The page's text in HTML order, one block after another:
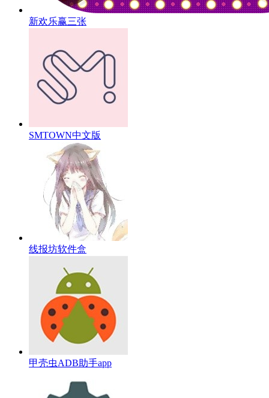
新欢乐赢三张
SMTOWN中文版
线报坊软件盒
甲壳虫ADB助手app